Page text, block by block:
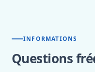
INFORMATIONS
Questions